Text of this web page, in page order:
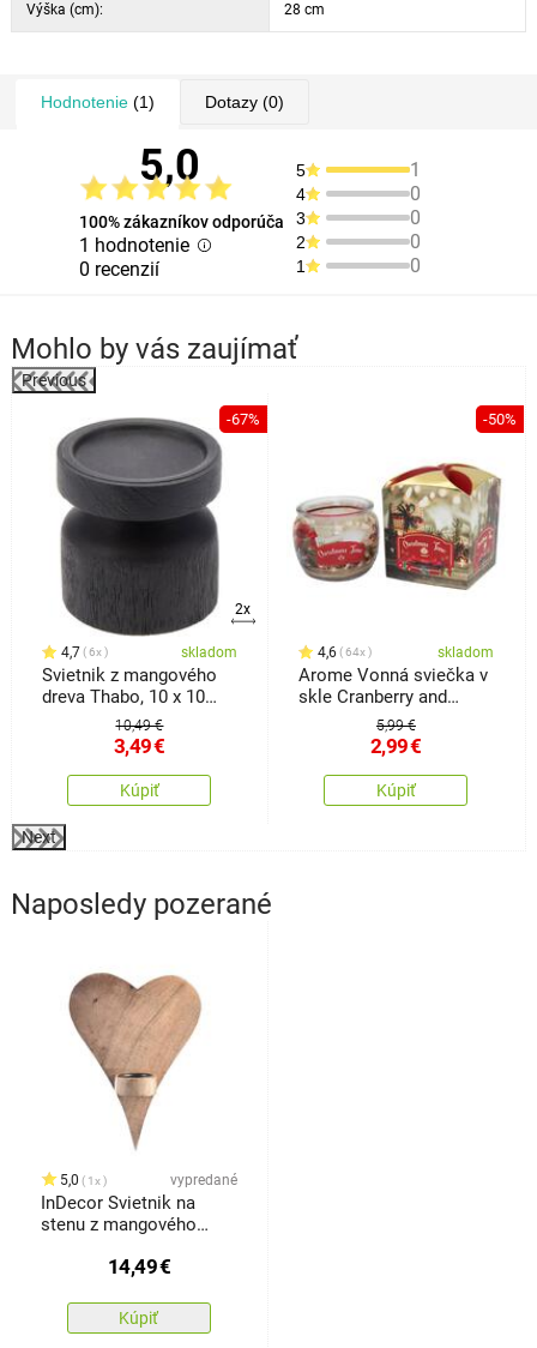
Výška (cm): 28 cm
Hodnotenie(1) Dotazy(0)
5,0
100% zákazníkov odporúča
1 hodnotenie
0 recenzií
5 1
4 0
3 0
2 0
1 0
Mohlo by vás zaujímať
Previous
-67%
2x
4,7 6x skladom
Svietnik z mangového
dreva Thabo, 10 x 10
cm, čierna10,49 €
3,49€
Kúpiť
-50%
4,6 64x skladom
Arome Vonná sviečka v
skle Cranberry and
Clove, 90 g5,99 €
2,99€
Kúpiť
Next
Naposledy pozerané
5,0 1x vypredané
InDecor Svietnik na
stenu z mangového
14,49€
Kúpiť